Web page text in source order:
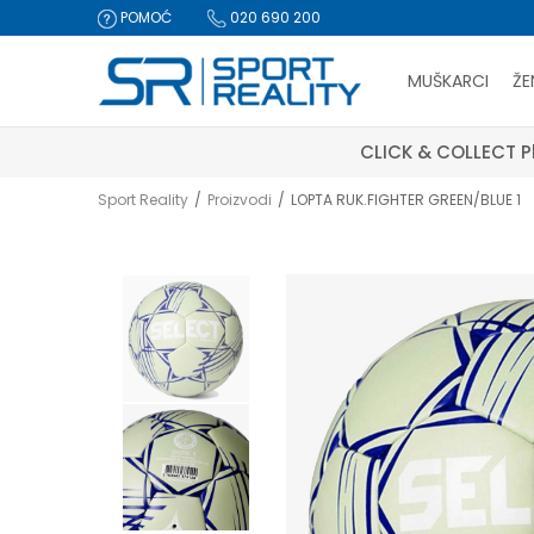
POMOĆ 020 690 200
MUŠKARCI
CLICK &
Sport Reality Proizvodi LOPTA RUK.FIGHTER GREEN/BLUE 1